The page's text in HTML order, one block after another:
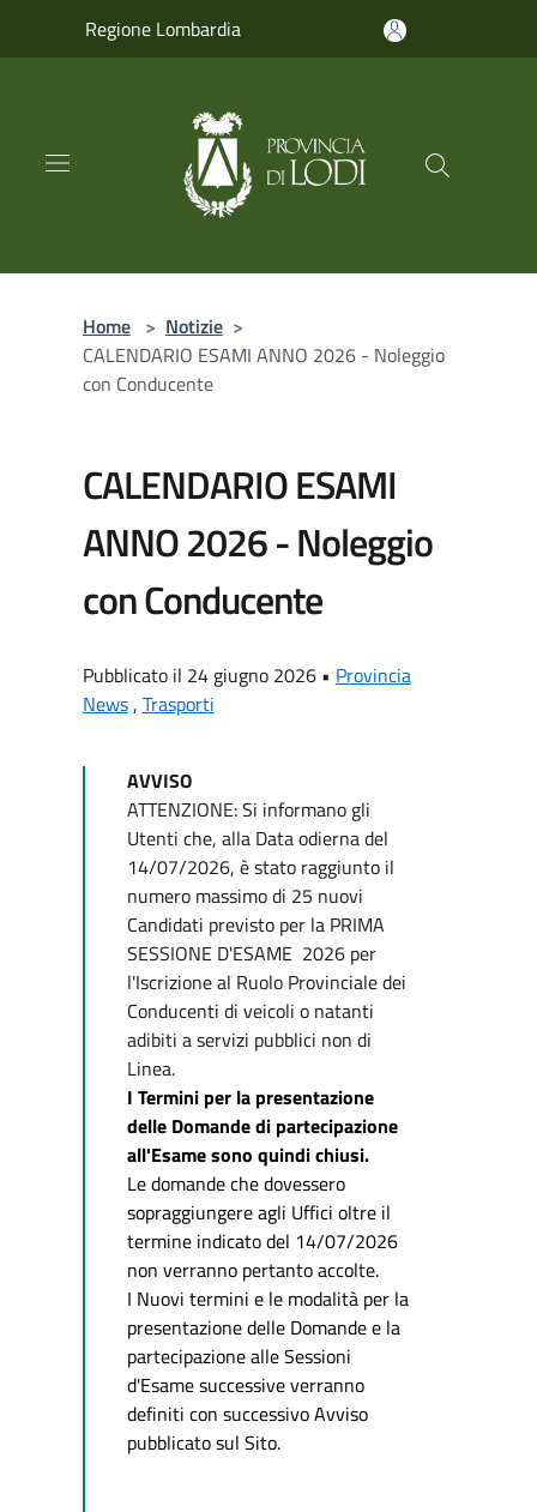
Regione Lombardia
Home > Notizie >
CALENDARIO ESAMI ANNO 2026 - Noleggio
con Conducente
CALENDARIO ESAMI
ANNO 2026 - Noleggio
con Conducente
Pubblicato il 24 giugno 2026 • Provincia
News, Trasporti
AVVISO
ATTENZIONE: Si informano gli
Utenti che, alla Data odierna del
14/07/2026, è stato raggiunto il
numero massimo di 25 nuovi
Candidati previsto per la PRIMA
SESSIONE D'ESAME 2026 per
l'Iscrizione al Ruolo Provinciale dei
Conducenti di veicoli o natanti
adibiti a servizi pubblici non di
Linea.
I Termini per la presentazione
delle Domande di partecipazione
all'Esame sono quindi chiusi.
Le domande che dovessero
sopraggiungere agli Uffici oltre il
termine indicato del 14/07/2026
non verranno pertanto accolte.
I Nuovi termini e le modalità per la
presentazione delle Domande e la
partecipazione alle Sessioni
d'Esame successive verranno
definiti con successivo Avviso
pubblicato sul Sito.